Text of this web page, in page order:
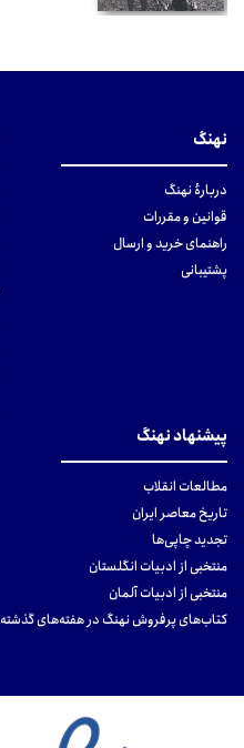
نهنگ
دربارهٔ نهنگ
قوانین و مقررات
راهنمای خرید و ارسال
پشتیبانی
پیشنهاد نهنگ
مطالعات انقلاب
تاریخ معاصر ایران
تجدید چاپی‌ها
منتخبی از ادبیات انگلستان
منتخبی از ادبیات آلمان
کتاب‌های پرفروش نهنگ در هفته‌های گذشته